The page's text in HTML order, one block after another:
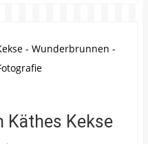
Käthes Kekse